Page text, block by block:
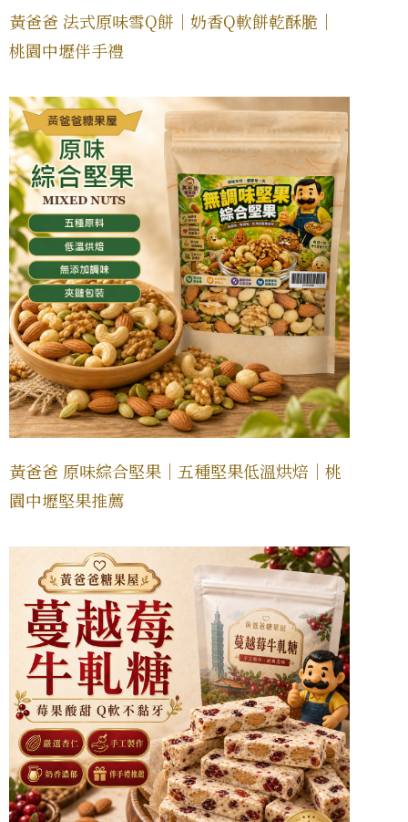
黃爸爸 法式原味雪Q餅｜奶香Q軟餅乾酥脆｜
桃園中壢伴手禮
黃爸爸 原味綜合堅果｜五種堅果低溫烘焙｜桃
園中壢堅果推薦